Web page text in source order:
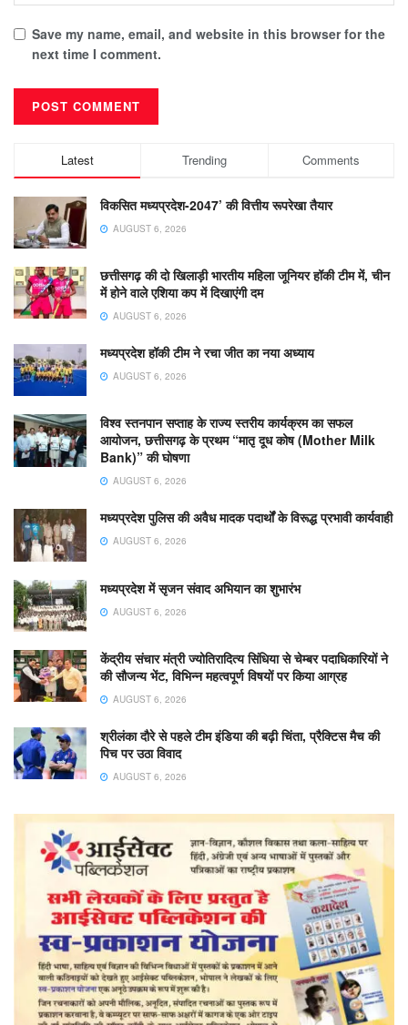
Save my name, email, and website in this browser for the
next time I comment.
Latest Trending Comments
विकसित मध्यप्रदेश-2047’ की वित्तीय रूपरेखा तैयार
AUGUST 6, 2026
छत्तीसगढ़ की दो खिलाड़ी भारतीय महिला जूनियर हॉकी टीम में, चीन
में होने वाले एशिया कप में दिखाएंगी दम
AUGUST 6, 2026
मध्यप्रदेश हॉकी टीम ने रचा जीत का नया अध्याय
AUGUST 6, 2026
विश्व स्तनपान सप्ताह के राज्य स्तरीय कार्यक्रम का सफल
आयोजन, छत्तीसगढ़ के प्रथम “मातृ दूध कोष (Mother Milk
Bank)” की घोषणा
AUGUST 6, 2026
मध्यप्रदेश पुलिस की अवैध मादक पदार्थों के विरूद्ध प्रभावी कार्यवाही
AUGUST 6, 2026
मध्यप्रदेश में सृजन संवाद अभियान का शुभारंभ
AUGUST 6, 2026
केंद्रीय संचार मंत्री ज्योतिरादित्य सिंधिया से चेम्बर पदाधिकारियों ने
की सौजन्य भेंट, विभिन्न महत्वपूर्ण विषयों पर किया आग्रह
AUGUST 6, 2026
श्रीलंका दौरे से पहले टीम इंडिया की बढ़ी चिंता, प्रैक्टिस मैच की
पिच पर उठा विवाद
AUGUST 6, 2026